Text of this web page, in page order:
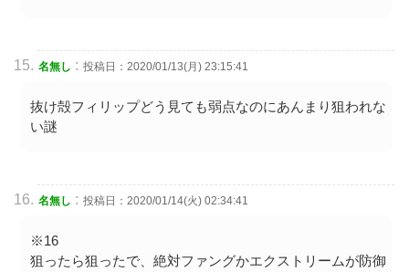
名無し : 投稿日：2020/01/13(月) 23:15:41
抜け殻フィリップどう見ても弱点なのにあんまり狙われな
い謎
名無し : 投稿日：2020/01/14(火) 02:34:41
※16
狙ったら狙ったで、絶対ファングかエクストリームが防御